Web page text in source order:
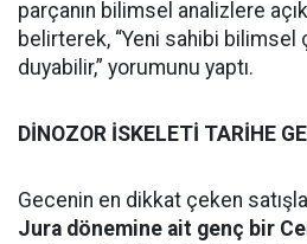
parçanın bilimsel analizlere
belirterek, “Yeni sahibi bilimsel
duyabilir,” yorumunu yaptı.
DİNOZOR İSKELETİ TARİHE
Gecenin en dikkat çeken
Jura dönemine ait genç bir